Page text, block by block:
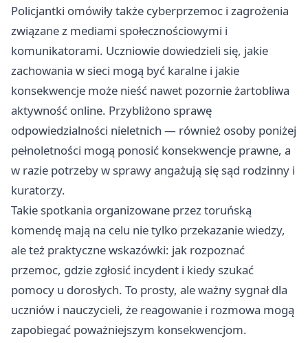
Policjantki omówiły także cyberprzemoc i zagrożenia
związane z mediami społecznościowymi i
komunikatorami. Uczniowie dowiedzieli się, jakie
zachowania w sieci mogą być karalne i jakie
konsekwencje może nieść nawet pozornie żartobliwa
aktywność online. Przybliżono sprawę
odpowiedzialności nieletnich — również osoby poniżej
pełnoletności mogą ponosić konsekwencje prawne, a
w razie potrzeby w sprawy angażują się sąd rodzinny i
kuratorzy.
Takie spotkania organizowane przez toruńską
komendę mają na celu nie tylko przekazanie wiedzy,
ale też praktyczne wskazówki: jak rozpoznać
przemoc, gdzie zgłosić incydent i kiedy szukać
pomocy u dorosłych. To prosty, ale ważny sygnał dla
uczniów i nauczycieli, że reagowanie i rozmowa mogą
zapobiegać poważniejszym konsekwencjom.